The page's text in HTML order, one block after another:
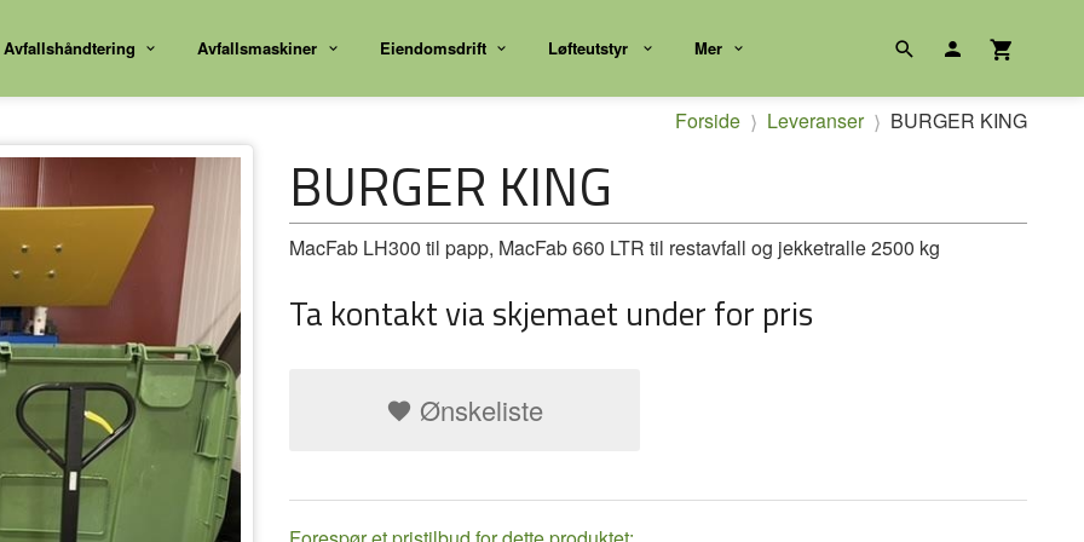
Avfallshåndtering Avfallsmaskiner Eiendomsdrift Løfteutstyr Mer
Forside Leveranser BURGER KING
BURGER KING
MacFab LH300 til papp, MacFab 660 LTR til restavfall og jekketralle 2500 kg
Ta kontakt via skjemaet under for pris
Ønskeliste